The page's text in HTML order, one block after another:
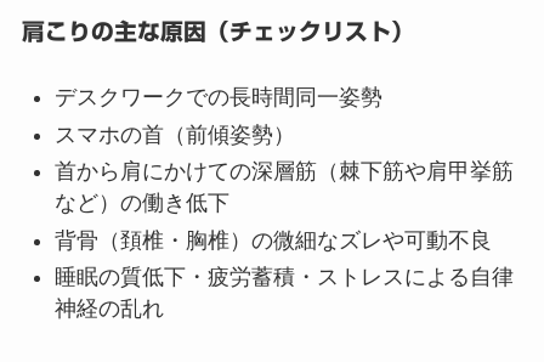
肩こりの主な原因（チェックリスト）
デスクワークでの長時間同一姿勢
スマホの首（前傾姿勢）
首から肩にかけての深層筋（棘下筋や肩甲挙筋
など）の働き低下
背骨（頚椎・胸椎）の微細なズレや可動不良
睡眠の質低下・疲労蓄積・ストレスによる自律
神経の乱れ